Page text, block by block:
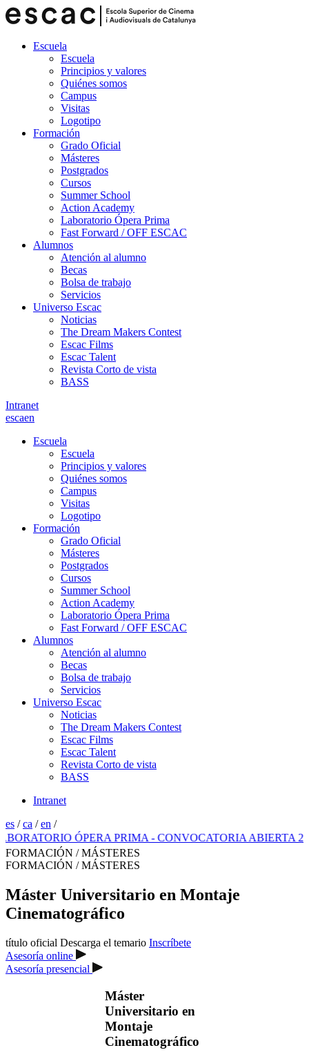
Escuela
Escuela
Principios y valores
Quiénes somos
Campus
Visitas
Logotipo
Formación
Grado Oficial
Másteres
Postgrados
Cursos
Summer School
Action Academy
Laboratorio Ópera Prima
Fast Forward / OFF ESCAC
Alumnos
Atención al alumno
Becas
Bolsa de trabajo
Servicios
Universo Escac
Noticias
The Dream Makers Contest
Escac Films
Escac Talent
Revista Corto de vista
BASS
Intranet
escaen
Escuela
Escuela
Principios y valores
Quiénes somos
Campus
Visitas
Logotipo
Formación
Grado Oficial
Másteres
Postgrados
Cursos
Summer School
Action Academy
Laboratorio Ópera Prima
Fast Forward / OFF ESCAC
Alumnos
Atención al alumno
Becas
Bolsa de trabajo
Servicios
Universo Escac
Noticias
The Dream Makers Contest
Escac Films
Escac Talent
Revista Corto de vista
BASS
Intranet
es /ca /en /
ÓPERA PRIMA - CONVOCATORIA ABIERTA 2026
FORMACIÓN / MÁSTERES
FORMACIÓN / MÁSTERES
Máster Universitario en Montaje
Cinematográfico
título oficial Descarga el temario Inscríbete
Asesoría online
Asesoría presencial
Máster
Universitario en
Montaje
Cinematográfico